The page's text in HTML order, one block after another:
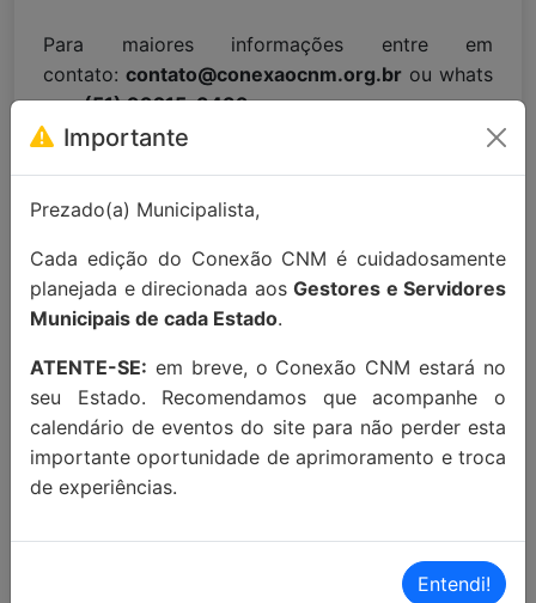
Para maiores informações entre em
contato: contato@conexaocnm.org.br ou whats
app(51) 99215-3439.
Apoio Institucional:
MAIORES INFORMAÇÕES:
Importante
Prezado(a) Municipalista,
Cada edição do Conexão CNM é cuidadosamente
planejada e direcionada aos Gestores e Servidores
Municipais de cada Estado.
ATENTE-SE: em breve, o Conexão CNM estará no
seu Estado. Recomendamos que acompanhe o
calendário de eventos do site para não perder esta
importante oportunidade de aprimoramento e troca
de experiências.
Entendi!